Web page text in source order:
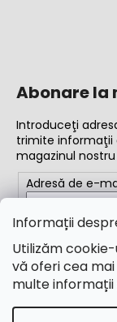
Informații
Utilizăm
vă oferi cea
multe informații
Abonare la
Introduceţi
trimite informaţii
magazinul
Adresă de e-
Completând
condițiile
ABONARE